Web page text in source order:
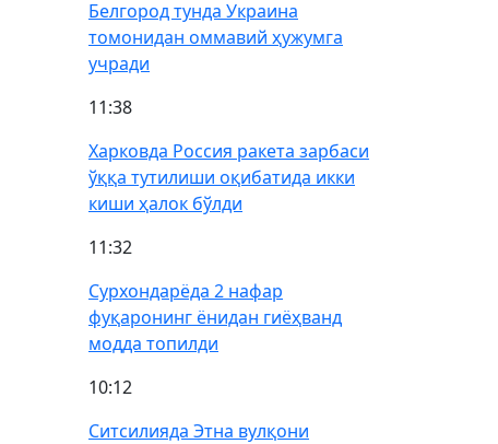
Белгород тунда Украина
томонидан оммавий ҳужумга
учради
11:38
Харковда Россия ракета зарбаси
ўққа тутилиши оқибатида икки
киши ҳалок бўлди
11:32
Сурхондарёда 2 нафар
фуқаронинг ёнидан гиёҳванд
модда топилди
10:12
Ситсилияда Этна вулқони